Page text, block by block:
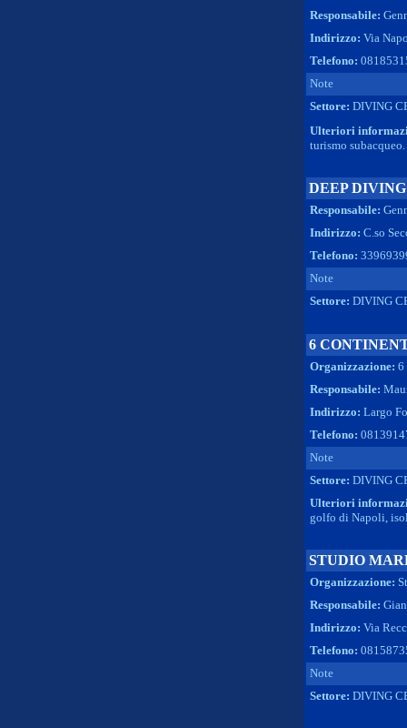
Responsabile:
Indirizzo: Via
Telefono:
Note
Settore: DIVING
Ulteriori
turismo
DEEP DIVING
Responsabile:
Indirizzo: C.so
Telefono:
Note
Settore: DIVING
6
Organizzazione: 6
Responsabile:
Indirizzo: Largo
Telefono:
Note
Settore: DIVING
Ulteriori
golfo di Napoli,
STUDIO
Organizzazione:
Responsabile:
Indirizzo: Via
Telefono:
Note
Settore: DIVING